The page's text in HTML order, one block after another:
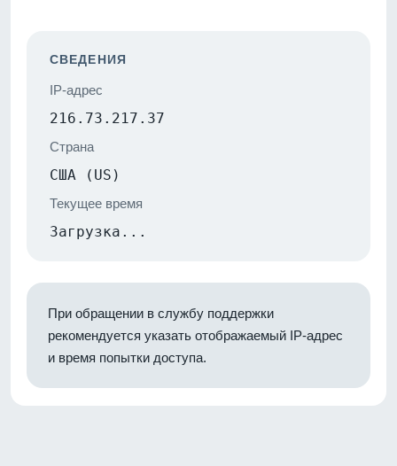
СВЕДЕНИЯ
IP-адрес
216.73.217.37
Страна
США (US)
Текущее время
Загрузка...
При обращении в службу поддержки
рекомендуется указать отображаемый IP-адрес
и время попытки доступа.